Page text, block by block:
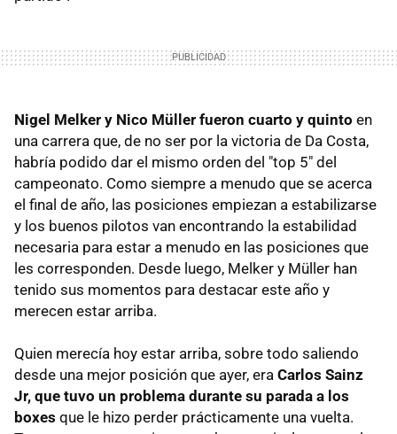
Nigel Melker y Nico Müller fueron cuarto y quinto en
una carrera que, de no ser por la victoria de Da Costa,
habría podido dar el mismo orden del "top 5" del
campeonato. Como siempre a menudo que se acerca
el final de año, las posiciones empiezan a estabilizarse
y los buenos pilotos van encontrando la estabilidad
necesaria para estar a menudo en las posiciones que
les corresponden. Desde luego, Melker y Müller han
tenido sus momentos para destacar este año y
merecen estar arriba.
Quien merecía hoy estar arriba, sobre todo saliendo
desde una mejor posición que ayer, era Carlos Sainz
Jr, que tuvo un problema durante su parada a los
boxes que le hizo perder prácticamente una vuelta.